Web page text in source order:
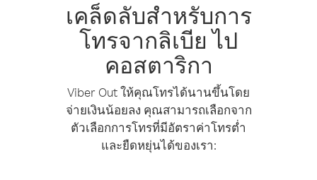
เคล็ดลับสำหรับการ
โทรจากลิเบีย ไป
คอสตาริกา
Viber Out ให้คุณโทรได้นานขึ้นโดย
จ่ายเงินน้อยลง คุณสามารถเลือกจาก
ตัวเลือกการโทรที่มีอัตราค่าโทรต่ำ
และยืดหยุ่นได้ของเรา: